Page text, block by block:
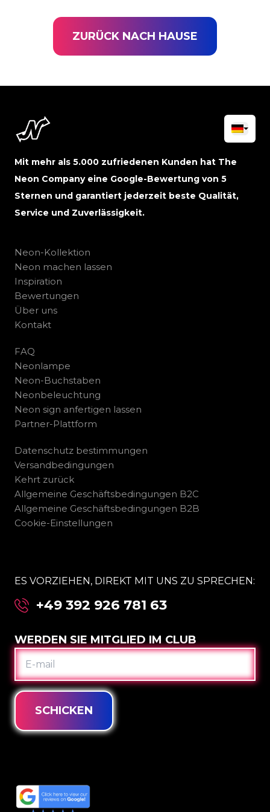
ZURÜCK NACH HAUSE
Mit mehr als 5.000 zufriedenen Kunden hat The
Neon Company eine Google-Bewertung von 5
Sternen und garantiert jederzeit beste Qualität,
Service und Zuverlässigkeit.
Neon-Kollektion
Neon machen lassen
Inspiration
Bewertungen
Über uns
Kontakt
FAQ
Neonlampe
Neon-Buchstaben
Neonbeleuchtung
Neon sign anfertigen lassen
Partner-Plattform
Datenschutz bestimmungen
Versandbedingungen
Kehrt zurück
Allgemeine Geschäftsbedingungen B2C
Allgemeine Geschäftsbedingungen B2B
Cookie-Einstellungen
ES VORZIEHEN, DIREKT MIT UNS ZU SPRECHEN:
+49 392 926 781 63
WERDEN SIE MITGLIED IM CLUB
E-
MAIL
SCHICKEN